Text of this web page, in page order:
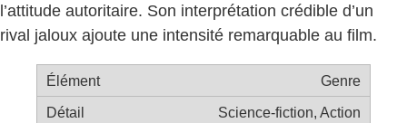
l’attitude autoritaire. Son interprétation crédible d’un
rival jaloux ajoute une intensité remarquable au film.
Genre
Science-fiction, Action